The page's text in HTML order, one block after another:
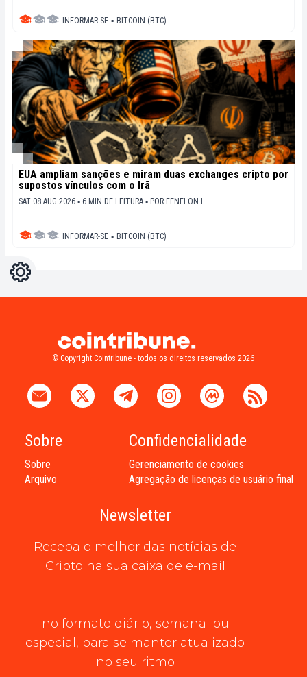
INFORMAR-SE ▪ BITCOIN (BTC)
EUA ampliam sanções e miram duas exchanges cripto por
supostos vínculos com o Irã
SAT 08 AUG 2026 ▪ 6 MIN DE LEITURA ▪ POR FENELON L.
INFORMAR-SE ▪ BITCOIN (BTC)
Configurações
© Copyright Cointribune - todos os direitos reservados 2026
Sobre
Sobre
Arquivo
Confidencialidade
Gerenciamento de cookies
Agregação de licenças de usuário final
Newsletter
Receba o melhor das notícias de
Cripto na sua caixa de e-mail
no formato diário, semanal ou
especial, para se manter atualizado
no seu ritmo